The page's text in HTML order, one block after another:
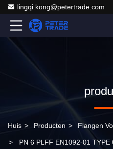
lingqi.kong@petertrade.com
Huis > Producten > Flangen
> PN 6 PLFF EN1092-01 TYPE